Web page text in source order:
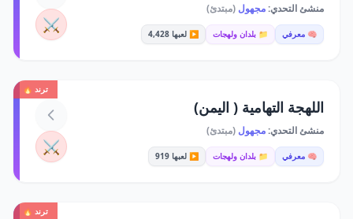
منشئ التحدي:مجهول (مبتدئ)
🧠 معرفي 📁 بلدان ولهجات ▶️ لعبها 4,428 ⚔️
ترند 🔥
اللهجة التهامية ( اليمن)
منشئ التحدي:مجهول (مبتدئ)
🧠 معرفي 📁 بلدان ولهجات ▶️ لعبها 919 ⚔️
ترند 🔥